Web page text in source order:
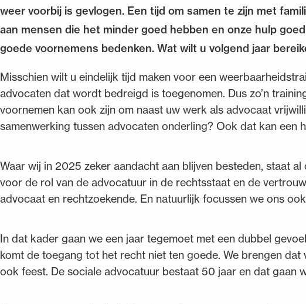
weer voorbij is gevlogen. Een tijd om samen te zijn met
aan mensen die het minder goed hebben en onze hulp
goede voornemens bedenken. Wat wilt u volgend jaar
Misschien wilt u eindelijk tijd maken voor een
advocaten dat wordt bedreigd is toegenomen. Dus zo’n
voornemen kan ook zijn om naast uw werk als advocaat
samenwerking tussen advocaten onderling? Ook dat kan een
Waar wij in 2025 zeker aandacht aan blijven besteden, staat
voor de rol van de advocatuur in de rechtsstaat en de
advocaat en rechtzoekende. En natuurlijk focussen we ons
In dat kader gaan we een jaar tegemoet met een dubbel
komt de toegang tot het recht niet ten goede. We brengen
ook feest. De sociale advocatuur bestaat 50 jaar en dat gaan